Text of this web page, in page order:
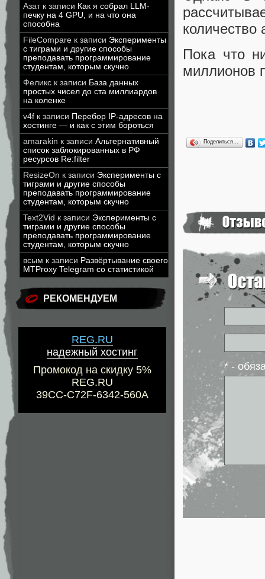
Азатк записи Как я собрал LLM-
печку на 4 GPU, и на что она
способна
FileCompare к записи Эксперименты
с тиграми и другие способы
преподавать программирование
студентам, которым скучно
Феликс к записи База данных
простых чисел до ста миллиардов
на коленке
v4f к записи Перебор IP-адресов на
хостинге — и как с этим бороться
amarakin к записи Альтернативный
список заблокированных в РФ
ресурсов Re:filter
ResizeOn к записи Эксперименты с
тиграми и другие способы
преподавать программирование
студентам, которым скучно
Text2Vid к записи Эксперименты с
тиграми и другие способы
преподавать программирование
студентам, которым скучно
всым к записи Развёртывание своего
MTProxy Telegram со статистикой
РЕКОМЕНДУЕМ
REG.RU
надежный хостинг
Промокод на скидку 5%
REG.RU
39CC-C72F-6342-560A
Пока что
миллионов
Поделиться…
* -